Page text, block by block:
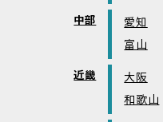
中部 愛知
富山
近畿 大阪
和歌山